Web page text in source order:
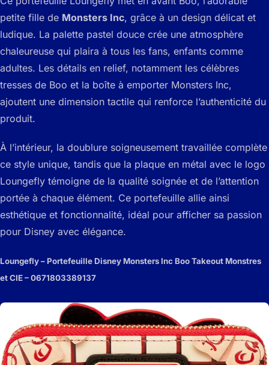
petite fille de Monsters Inc, grâce à un design délicat et
ludique. La palette pastel douce crée une atmosphère
chaleureuse qui plaira à tous les fans, enfants comme
adultes. Les détails en relief, notamment les célèbres
tresses de Boo et la boîte à emporter Monsters Inc,
ajoutent une dimension tactile qui renforce l’authenticité du
produit.
À l’intérieur, la doublure soigneusement travaillée complète
ce style unique, tandis que la plaque en métal avec le logo
Loungefly témoigne de la qualité soignée et de l’attention
portée à chaque élément. Ce portefeuille allie ainsi
esthétique et fonctionnalité, idéal pour afficher sa passion
pour Disney avec élégance.
Loungefly – Portefeuille Disney Monsters Inc Boo Takeout Monstres
et CIE – 0671803389137